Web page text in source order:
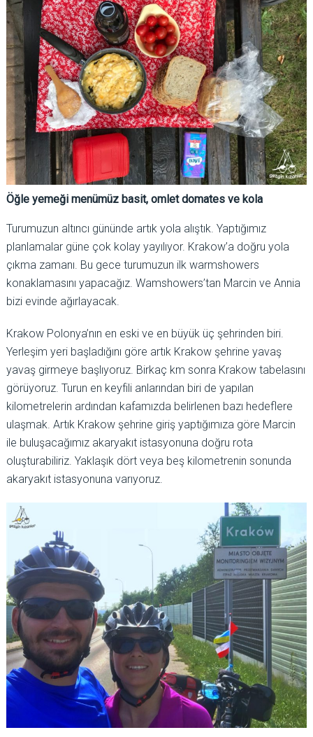
Öğle yemeği menümüz basit, omlet domates ve kola
Turumuzun altıncı gününde artık yola alıştık. Yaptığımız
planlamalar güne çok kolay yayılıyor. Krakow’a doğru yola
çıkma zamanı. Bu gece turumuzun ilk warmshowers
konaklamasını yapacağız. Wamshowers’tan Marcin ve Annia
bizi evinde ağırlayacak.
Krakow Polonya’nın en eski ve en büyük üç şehrinden biri.
Yerleşim yeri başladığını göre artık Krakow şehrine yavaş
yavaş girmeye başlıyoruz. Birkaç km sonra Krakow tabelasını
görüyoruz. Turun en keyfili anlarından biri de yapılan
kilometrelerin ardından kafamızda belirlenen bazı hedeflere
ulaşmak. Artık Krakow şehrine giriş yaptığımıza göre Marcin
ile buluşacağımız akaryakıt istasyonuna doğru rota
oluşturabiliriz. Yaklaşık dört veya beş kilometrenin sonunda
akaryakıt istasyonuna varıyoruz.